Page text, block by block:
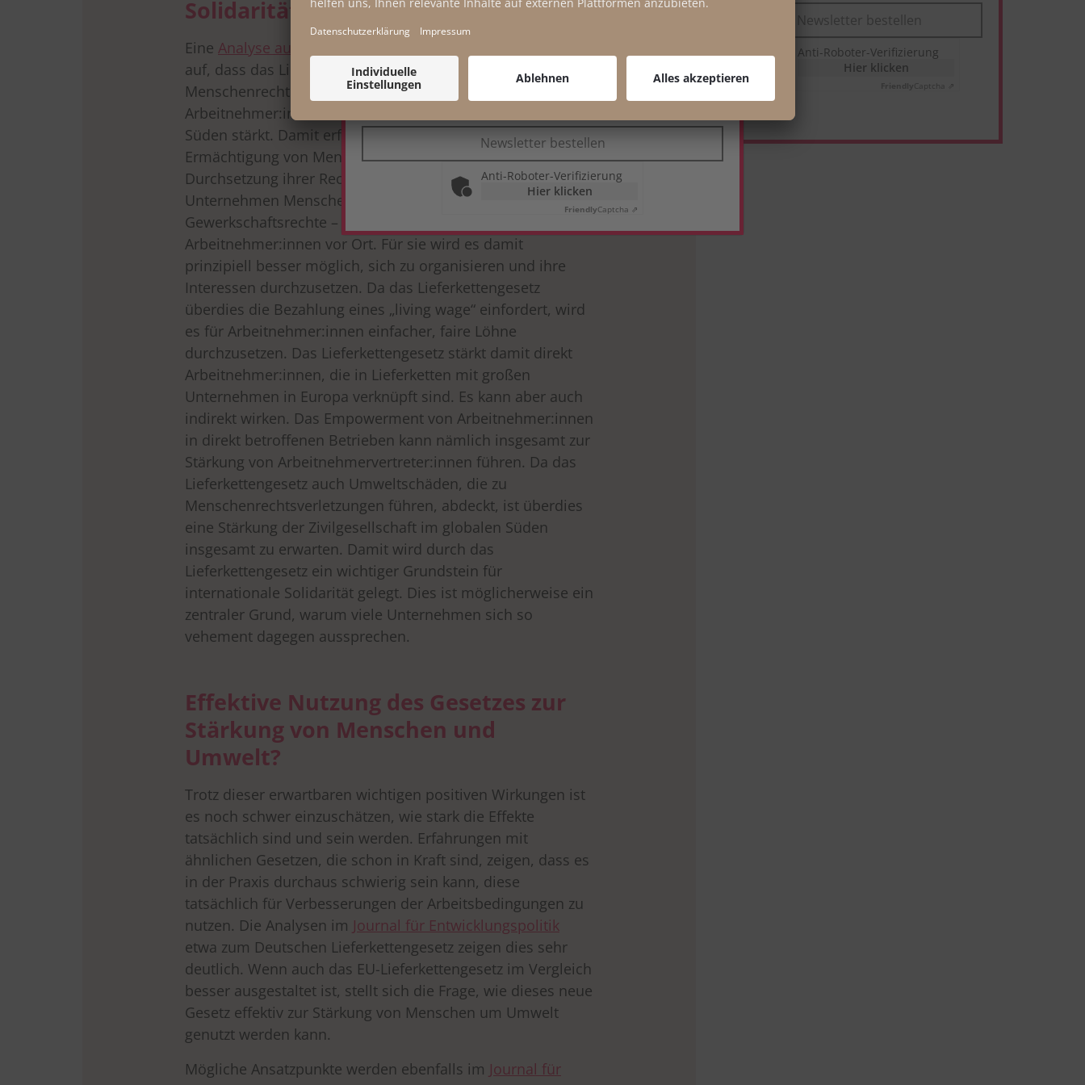
Solidarität
Eine Analyse auf Basis des Machtressourcenansatzes
auf, dass das Lieferkettengesetz nicht nur unmittelbar
Menschenrechte schützt, sondern mittelbar auch
Arbeitnehmer:innen und Zivilgesellschaft im globalen
Süden stärkt. Damit erfolgt gewissermaßen eine
Ermächtigung von Menschen im globalen Süden zur
Durchsetzung ihrer Rechte. Müssen betroffene
Unternehmen Menschenrechte – und dazu gehören auch
Gewerkschaftsrechte – einhalten, so stärke dies
Arbeitnehmer:innen vor Ort. Für sie wird es damit
prinzipiell besser möglich, sich zu organisieren und ihre
Interessen durchzusetzen. Da das Lieferkettengesetz
überdies die Bezahlung eines „living wage“ einfordert, wird
es für Arbeitnehmer:innen einfacher, faire Löhne
durchzusetzen. Das Lieferkettengesetz stärkt damit direkt
Arbeitnehmer:innen, die in Lieferketten mit großen
Unternehmen in Europa verknüpft sind. Es kann aber auch
indirekt wirken. Das Empowerment von Arbeitnehmer:innen
in direkt betroffenen Betrieben kann nämlich insgesamt zur
Stärkung von Arbeitnehmervertreter:innen führen. Da das
Lieferkettengesetz auch Umweltschäden, die zu
Menschenrechtsverletzungen führen, abdeckt, ist überdies
eine Stärkung der Zivilgesellschaft im globalen Süden
insgesamt zu erwarten. Damit wird durch das
Lieferkettengesetz ein wichtiger Grundstein für
internationale Solidarität gelegt. Dies ist möglicherweise ein
zentraler Grund, warum viele Unternehmen sich so
vehement dagegen aussprechen.
Effektive Nutzung des Gesetzes zur
Stärkung von Menschen und
Umwelt?
Trotz dieser erwartbaren wichtigen positiven Wirkungen ist
es noch schwer einzuschätzen, wie stark die Effekte
tatsächlich sind und sein werden. Erfahrungen mit
ähnlichen Gesetzen, die schon in Kraft sind, zeigen, dass es
in der Praxis durchaus schwierig sein kann, diese
tatsächlich für Verbesserungen der Arbeitsbedingungen zu
nutzen. Die Analysen im Journal für Entwicklungspolitik
etwa zum Deutschen Lieferkettengesetz zeigen dies sehr
deutlich. Wenn auch das EU-Lieferkettengesetz im Vergleich
besser ausgestaltet ist, stellt sich die Frage, wie dieses neue
Gesetz effektiv zur Stärkung von Menschen um Umwelt
genutzt werden kann.
Mögliche Ansatzpunkte werden ebenfalls im Journal für
Newsletter bestellen
Anti-Roboter-Verifizierung
Hier klicken
Captcha ⇗
Pflichtfeld
anderen Zweck verwendet. Ihre Einwilligung können Sie jederzeit
widerrufen. Weitere Informationen finden Sie in unserer
Datenschutzerklärung.
Newsletter bestellen
Anti-Roboter-Verifizierung
Hier klicken
FriendlyCaptcha ⇗